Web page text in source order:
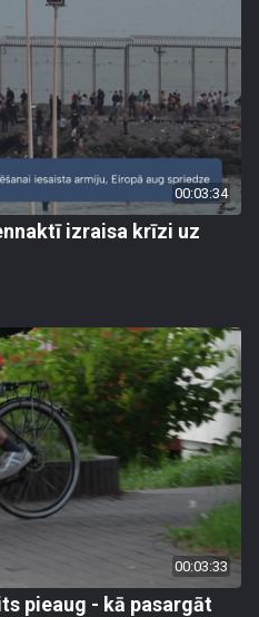
00:03:34
izraisa krīzi uz
00:03:33
pieaug - kā pasargāt